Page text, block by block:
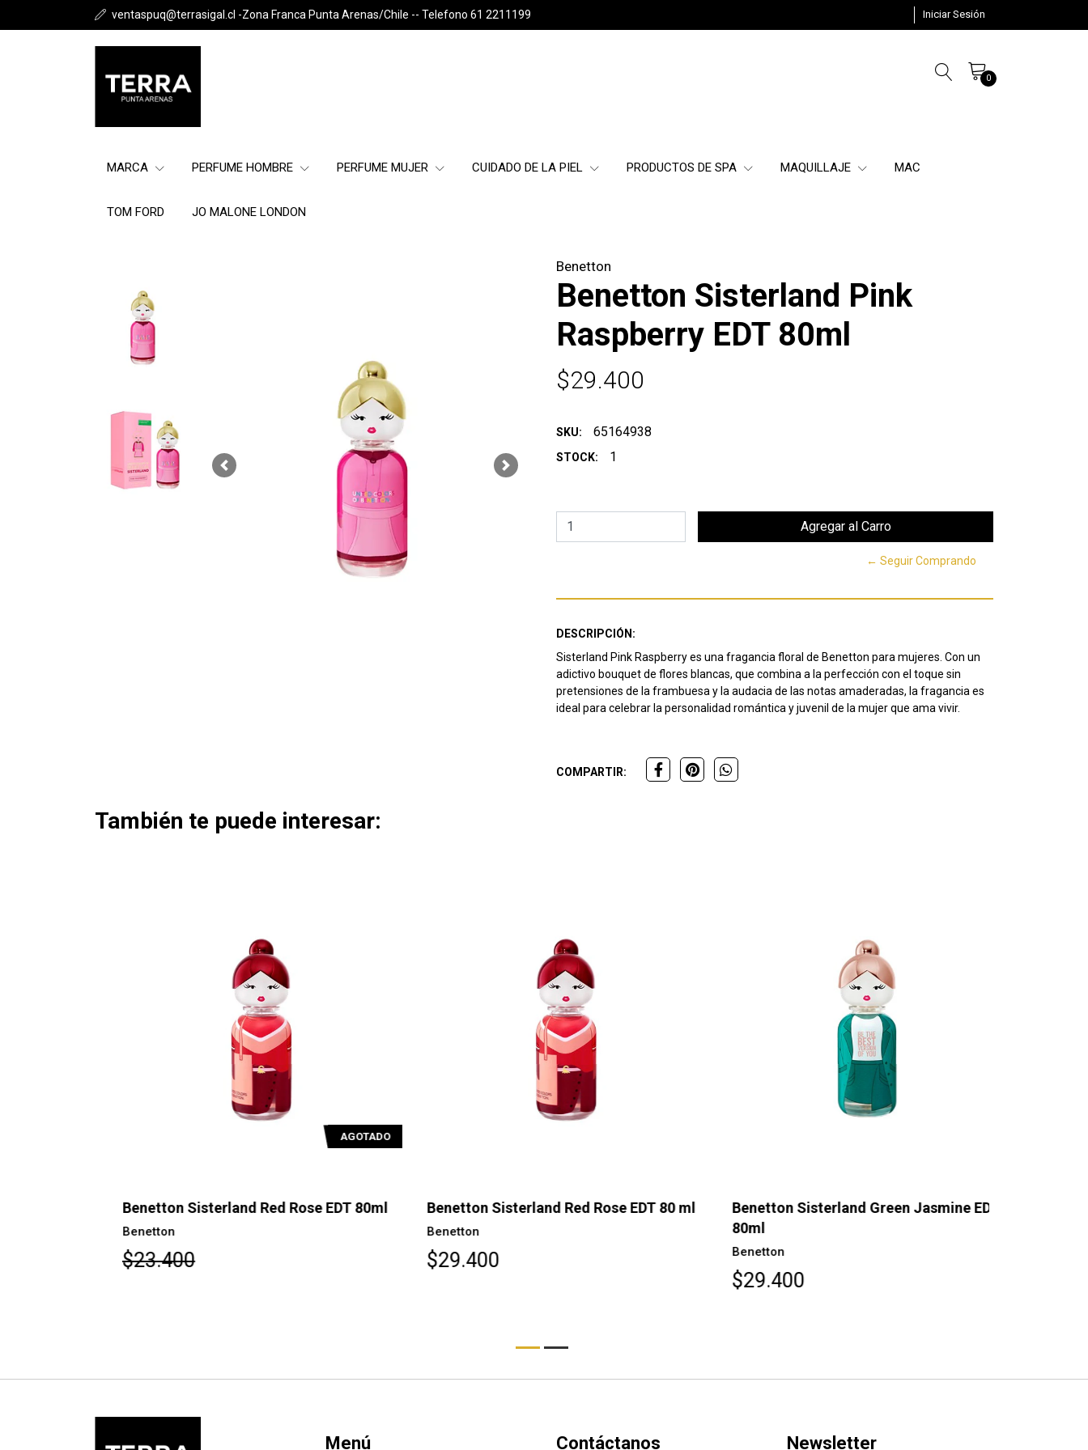
ventaspuq@terrasigal.cl -Zona Franca Punta Arenas/Chile -- Telefono 61 2211199 Iniciar Sesión
0
MARCA PERFUME HOMBRE PERFUME MUJER CUIDADO DE LA PIEL PRODUCTOS DE SPA MAQUILLAJE MAC
TOM FORD JO MALONE LONDON
Previous Next
Benetton
Benetton Sisterland Pink
Raspberry EDT 80ml
$29.400
SKU: 65164938
STOCK: 1
← Seguir Comprando
DESCRIPCIÓN:
Sisterland Pink Raspberry es una fragancia floral de Benetton para mujeres. Con un
adictivo bouquet de flores blancas, que combina a la perfección con el toque sin
pretensiones de la frambuesa y la audacia de las notas amaderadas, la fragancia es
ideal para celebrar la personalidad romántica y juvenil de la mujer que ama vivir.
COMPARTIR:
También te puede interesar:
AGOTADO
Benetton Sisterland Red Rose EDT 80ml
Benetton
$23.400
Benetton Sisterland Red Rose EDT 80 ml
Benetton
$29.400
Benetton Sisterland Green Jasmine EDT
80ml
Benetton
$29.400
Menú Contáctanos Newsletter